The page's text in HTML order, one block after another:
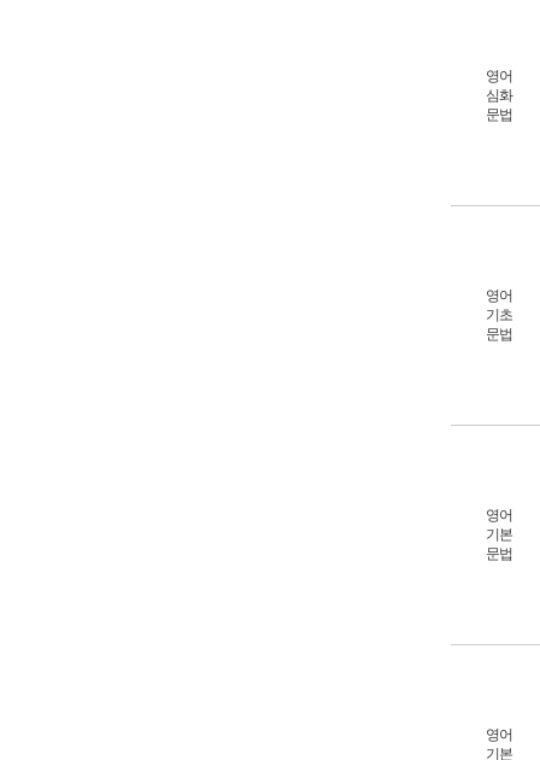
영어
심화
문법
영어
기초
문법
영어
기본
문법
영어
기본